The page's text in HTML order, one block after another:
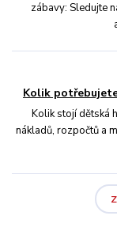
zábavy: Sledujte
Kolik
Kolik stojí dětská
nákladů, rozpočtů a